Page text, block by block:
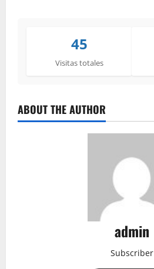
45
Visitas totales
ABOUT THE AUTHOR
admin
Subscriber